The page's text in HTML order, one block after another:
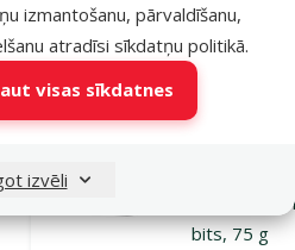
izmantošanu, pārvaldīšanu,
atradīsi sīkdatņu politikā.
visas sīkdatnes
izvēli
Funkcionāls
Ontario
bits, 75 g
Atsauksmes